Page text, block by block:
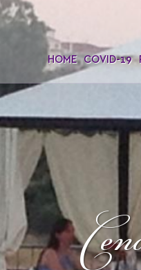
HOME
COVID-19